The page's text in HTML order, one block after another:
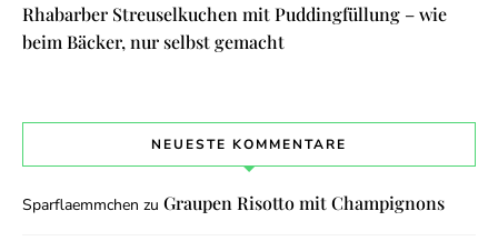
Rhabarber Streuselkuchen mit Puddingfüllung – wie
beim Bäcker, nur selbst gemacht
NEUESTE KOMMENTARE
Sparflaemmchen zu Graupen Risotto mit Champignons